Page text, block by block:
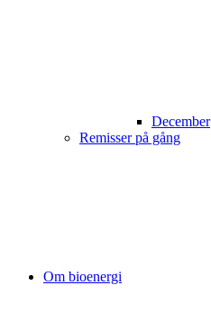
December
Remisser på gång
Om bioenergi